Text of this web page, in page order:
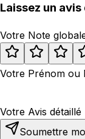
Laissez un
Votre Note
Votre Prénom ou
Votre Avis
Soumettre